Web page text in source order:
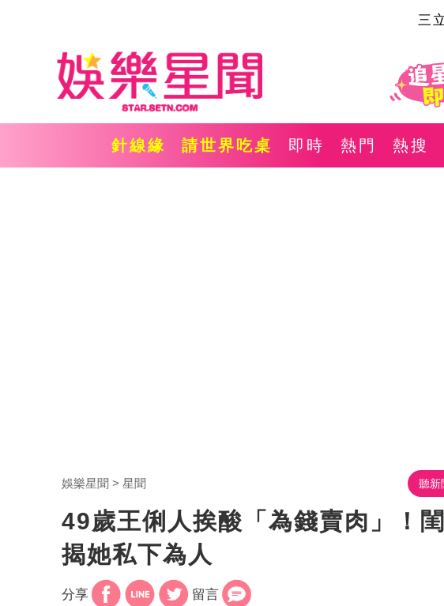
三
針線緣 請世界吃桌 即時 熱門 熱搜
娛樂星聞 星聞 聽新
49歲王俐人挨酸「為錢賣肉」！
揭她私下為人
分享 留言